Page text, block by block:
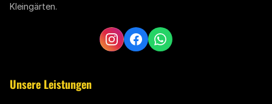
Kleingärten.
Unsere Leistungen